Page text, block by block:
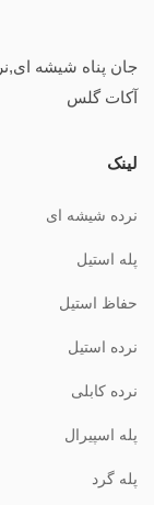
جان پناه شیشه
آکات گلس
لینک
نرده شیشه ای
پله استیل
حفاظ استیل
نرده استیل
نرده کابلی
پله اسپیرال
پله گرد